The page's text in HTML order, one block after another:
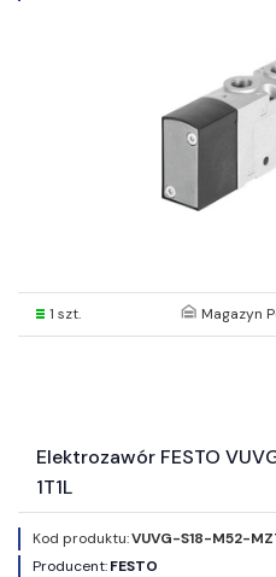
1 szt. Magazyn
Elektrozawór FESTO
1T1L
Kod produktu:VUVG-S18-M52-
Producent:FESTO